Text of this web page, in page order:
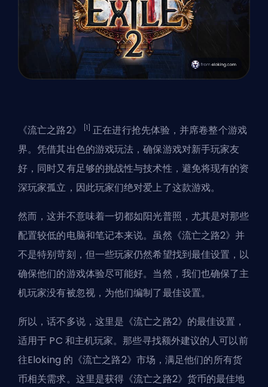
《流亡之路2》 [1] 正在进行抢先体验，并席卷整个游戏
界。凭借其出色的游戏玩法，确保游戏对新手玩家友
好，同时又有足够的挑战性与技术性，避免将现有的资
深玩家孤立，因此玩家们绝对爱上了这款游戏。
然而，这并不意味着一切都如阳光普照，尤其是对那些
配置较低的电脑和笔记本来说。虽然《流亡之路2》并
不是特别苛刻，但一些玩家仍然希望找到最佳设置，以
确保他们的游戏体验尽可能好。当然，我们也确保了主
机玩家没有被忽视，为他们编制了最佳设置。
所以，话不多说，这里是 《流亡之路2》 的最佳设置，
适用于 PC 和主机玩家。那些寻找额外建议的人可以前
往Eloking 的《流亡之路2》市场 ，满足他们的所有货
币相关需求。这里是获得《流亡之路2》货币的最佳地